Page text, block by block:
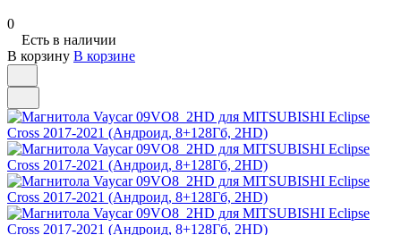
0
Есть в наличии
В корзину В корзине